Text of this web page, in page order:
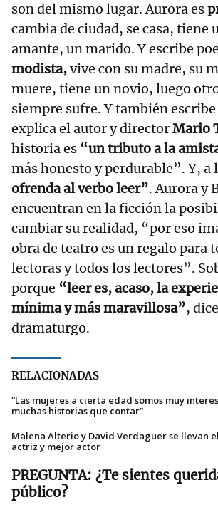
son del mismo lugar. Aurora es
cambia de ciudad, se casa, tiene
amante, un marido. Y escribe
modista,vive con su madre, su
muere, tiene un novio, luego
siempre sufre. Y también escribe
explica el autor y directorMario
historia es “un tributo a la
más honesto y perdurable”. Y, a
ofrenda al verbo leer”. Aurora y
encuentran en la ficción la
cambiar su realidad, “por eso
obra de teatro es un regalo para
lectoras y todos los lectores”.
porque “leer es, acaso, la
mínima y más maravillosa”,
dramaturgo.
RELACIONADAS
“Las mujeres a cierta edad somos muy
muchas historias que contar”
Malena Alterio y David Verdaguer se llevan
actriz y mejor actor
¿Te sientes
público?